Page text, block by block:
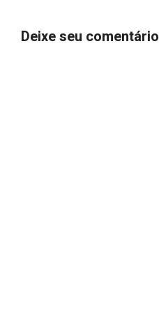
Deixe seu comentário